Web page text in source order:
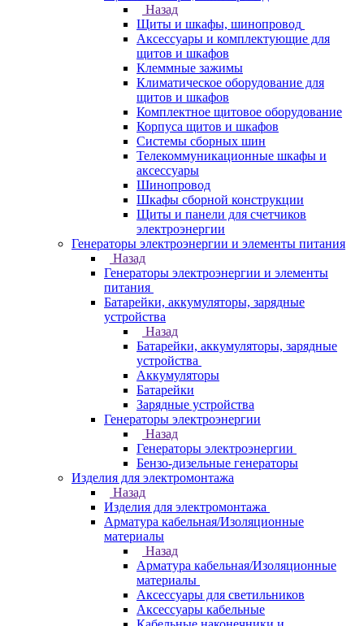
Назад
Щиты и шкафы, шинопровод
Аксессуары и комплектующие для
щитов и шкафов
Клеммные зажимы
Климатическое оборудование для
щитов и шкафов
Комплектное щитовое оборудование
Корпуса щитов и шкафов
Системы сборных шин
Телекоммуникационные шкафы и
аксессуары
Шинопровод
Шкафы сборной конструкции
Щиты и панели для счетчиков
электроэнергии
Генераторы электроэнергии и элементы питания
Назад
Генераторы электроэнергии и элементы
питания
Батарейки, аккумуляторы, зарядные
устройства
Назад
Батарейки, аккумуляторы, зарядные
устройства
Аккумуляторы
Батарейки
Зарядные устройства
Генераторы электроэнергии
Назад
Генераторы электроэнергии
Бензо-дизельные генераторы
Изделия для электромонтажа
Назад
Изделия для электромонтажа
Арматура кабельная/Изоляционные
материалы
Назад
Арматура кабельная/Изоляционные
материалы
Аксессуары для светильников
Аксессуары кабельные